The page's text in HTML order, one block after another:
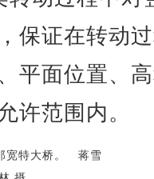
保证在转动
平面位置、
许范围内。